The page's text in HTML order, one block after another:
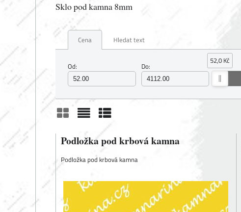
Sklo pod kamna 8mm
Cena Hledat text
Od: Do:
52,0 Kč
MřížkaSeznamTabulka
Podložka pod krbová kamna
Podložka pod krbová kamna